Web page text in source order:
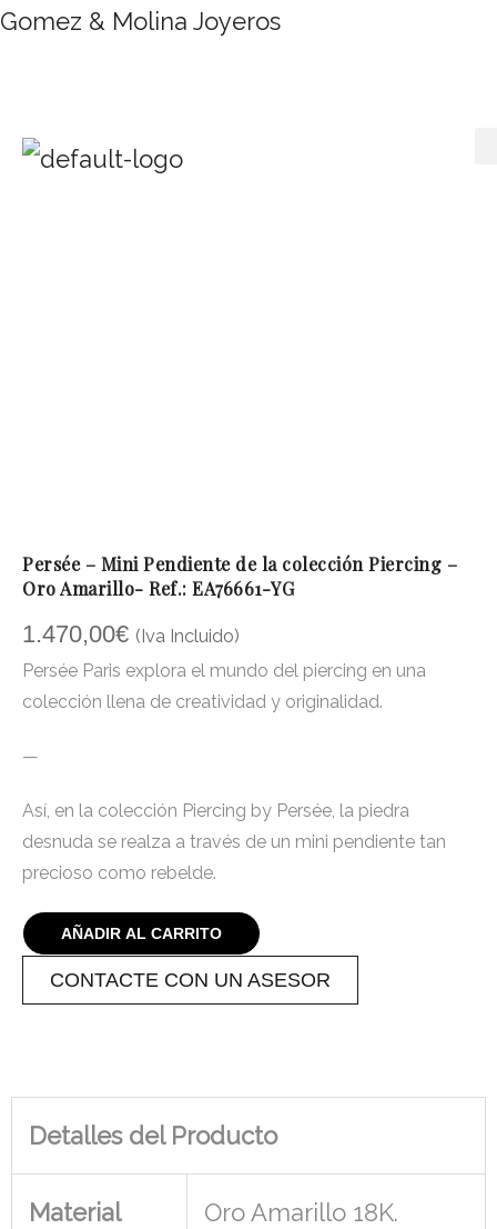
Gomez & Molina Joyeros
Persée – Mini Pendiente de la colección Piercing –
Oro Amarillo- Ref.: EA76661-YG
1.470,00€ (Iva Incluido)
Persée Paris explora el mundo del piercing en una
colección llena de creatividad y originalidad.
—
Así, en la colección Piercing by Persée, la piedra
desnuda se realza a través de un mini pendiente tan
precioso como rebelde.
AÑADIR AL CARRITO
CONTACTE CON UN ASESOR
Detalles del Producto
Material Oro Amarillo 18K.